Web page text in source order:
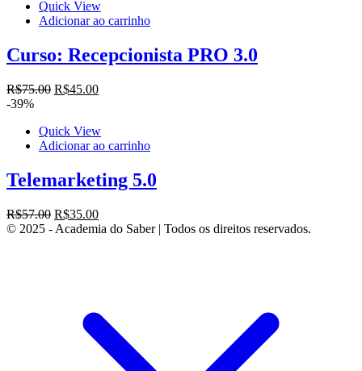
era:
R$75.00.
é:
R$45.00.
Quick View
Adicionar ao carrinho
Curso: Recepcionista PRO 3.0
R$75.00 O
era:
R$75.00.
R$45.00O
é:
R$45.00.
-39%
Quick View
Adicionar ao carrinho
Telemarketing 5.0
R$57.00 O
preço
R$35.00O
preço
© 2025 - Academia do Saber | Todos os direitos reservados.